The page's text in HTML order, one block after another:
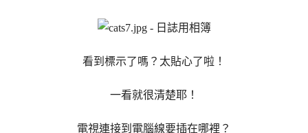
看到標示了嗎？太貼心了啦！
一看就很清楚耶！
電視連接到電腦線要插在哪裡？